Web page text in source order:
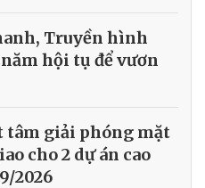
Truyền hình
hội tụ để vươn
tâm giải phóng mặt
cho 2 dự án cao
2026